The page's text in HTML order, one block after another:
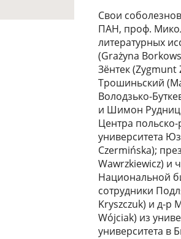
Свои
ПАН, проф.
литературных
(Grażyna
Зёнтек
Трошиньский
Володзько-
и Шимон
Центра польско-
университета
Czermińska);
Wawrzkiewicz) и
Национальной
сотрудники
Kryszczuk) и д-р
Wójciak) из
университета в